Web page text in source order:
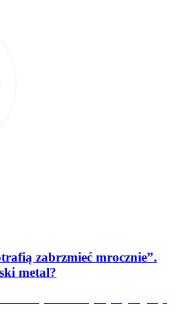
zabrzmieć mrocznie”.
metal?